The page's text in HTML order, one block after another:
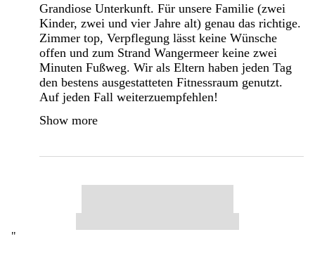
Grandiose Unterkunft. Für unsere Familie (zwei
Kinder, zwei und vier Jahre alt) genau das richtige.
Zimmer top, Verpflegung lässt keine Wünsche
offen und zum Strand Wangermeer keine zwei
Minuten Fußweg. Wir als Eltern haben jeden Tag
den bestens ausgestatteten Fitnessraum genutzt.
Auf jeden Fall weiterzuempfehlen!
Show more
"